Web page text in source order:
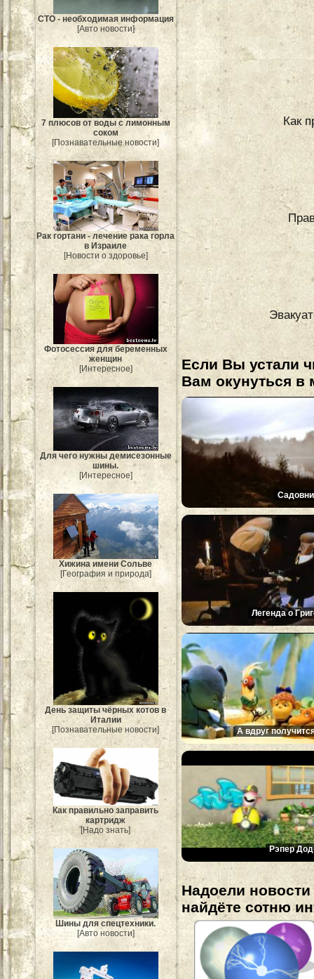
СТО - необходимая информация
[Авто новости]
7 плюсов от воды с лимонным
соком
[Познавательные новости]
Рак гортани - лечение рака горла
в Израиле
[Новости о здоровье]
Фотосессия для беременных
женщин
[Интересное]
Для чего нужны демисезонные
шины.
[Интересное]
Хижина имени Сольве
[География и природа]
День защиты чёрных котов в
Италии
[Познавательные новости]
Как правильно заправить
картридж
[Надо знать]
Шины для спецтехники.
[Авто новости]
Как
Если Вы устали
Вам окунуться в
Легенда о
А вдруг
Рэпер
Надоели
найдёте сотню